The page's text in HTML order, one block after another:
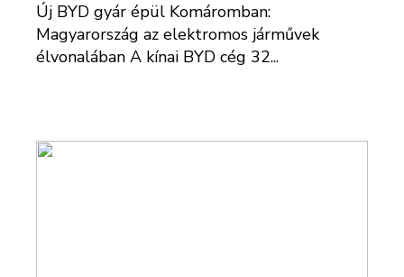
Új BYD gyár épül Komáromban:
Magyarország az elektromos járművek
élvonalában A kínai BYD cég 32...